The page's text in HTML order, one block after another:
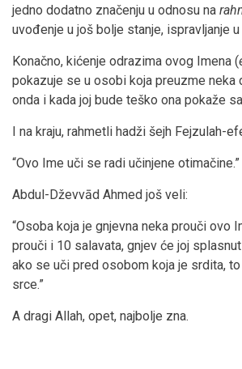
jedno dodatno značenju u odnosu na
uvođenje u još bolje stanje, ispravljanje
Konačno, kićenje odrazima ovog Imena (
pokazuje se u osobi koja preuzme neka
onda i kada joj bude teško ona pokaže
I na kraju, rahmetli hadži šejh Fejzulah-
“Ovo Ime uči se radi učinjene
Abdul-Dževvād Ahmed još veli:
“Osoba koja je gnjevna neka prouči ovo
prouči i 10 salavata, gnjev će joj
ako se uči pred osobom koja je srdita,
srce.”
A dragi Allah, opet, najbolje zna.